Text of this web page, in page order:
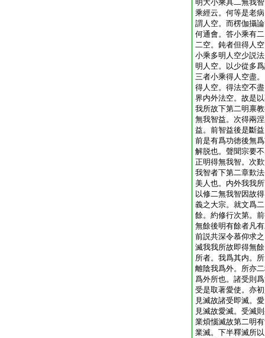
明大小乘具二無我
乘經云。何等是老
謂人空。而楞伽攝
何通會。答小乘有
二空。鈍者但得人
小乘多明人空少説
明人空。以少從多
三者小乘得人空盡
得人空。得法空不
界内外法空。故是
我所故下第二明禀
無我智益。次得兩
益。前智益後是斷
前是有爲功徳後無
解脱也。聲聞宗要
正明得無我智。次
我智者下第二章歎
美人也。内外我我
以修二無我智因故
義之大宗。就文爲
餘。約修行次第。
無餘後明有餘者凡
前説共深令慕仰求
滅我我所故即得無
所者。我爲其内。
離陰我爲外。所亦
爲外所也。諸受則
受是取著愛使。亦
見滅故諸受即滅。
見滅故愛滅。受滅
業煩惱滅故第二明
業滅。下半釋滅所